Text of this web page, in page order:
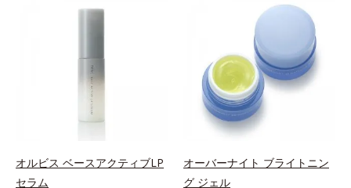
素地、ホホバアルコール、トリステ
方との比較*6 ドクダミエキス、シ
クロヘキサンジカルボン酸ビスエト
キシジグリコール（保湿）＜使用量
目安＞パール1粒程度＜ご使用ステ
ップ＞洗顔料 ⇒ 化粧水 ⇒ ザ リン
の使用回数＞通常サイズ：約90回
（1.5ヵ月程度）ラージサイズ：約
されるはずだった原料や資源を「ア
めるような加工を行う）」。不要と
されるものを生まれ変わらせて新し
いパワーを引き出し、サイエンスの
力でまっさらな素肌へと導くクリー
ンビューティブランドです。
ミを予防するお手入れを続けること
が大切だと考えました。そこで、ポ
ーラ・オルビスグループ独自の美白
(*1)有効成分「m-ピクセノール（デ
クスパンテノールW）」を配合。シ
ミの原因になると考えられる“メラ
ニンの塊”を居座らせない(*1)、粉砕
と排出サポート(*5)の2ステップで
メラニンの蓄積を抑え、シミ・ソバ
カスを防ぎます。さらに、「アルテ
アネスレ(*6)」を配合し、うるおい
オルビス ベースアクティブLP
セラム
オーバーナイト ブライトニン
グ ジェル